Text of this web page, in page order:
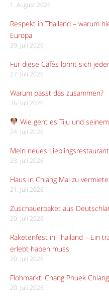
1. August 2026
Respekt in Thailand – warum
Europa
29. Juli 2026
Für diese Cafés lohnt sich
27. Juli 2026
Warum passt das zusammen?
26. Juli 2026
Wie geht es Tiju und
24. Juli 2026
Mein neues
23. Juli 2026
Haus in Chiang Mai zu
21. Juli 2026
Zuschauerpaket aus
20. Juli 2026
Raketenfest in Thailand – Ein
erlebt haben muss
20. Juli 2026
Flohmarkt: Chang Phuek
20. Juli 2026